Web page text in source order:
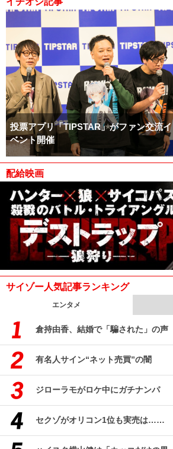
投票アプリ「TIPSTAR」がファン交流イ
ベント開催
配給映画
サイゾー人気記事ランキング
エンタメ
倉持由香、結婚で「騙された」の声
有名人サイン“ネット売買”の闇
ジローラモがロケ中にガチナンパ
セクゾがオリコン1位も実売は……